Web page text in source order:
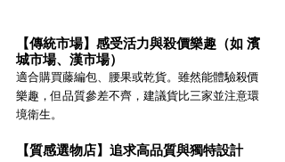
【傳統市場】感受活力與殺價樂趣（如 濱
城市場、漢市場）
適合購買藤編包、腰果或乾貨。雖然能體驗殺價
樂趣，但品質參差不齊，建議貨比三家並注意環
境衛生。
【質感選物店】追求高品質與獨特設計